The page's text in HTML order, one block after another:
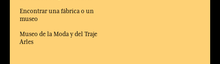
Encontrar una fábrica o un
museo
Museo de la Moda y del Traje
Arles